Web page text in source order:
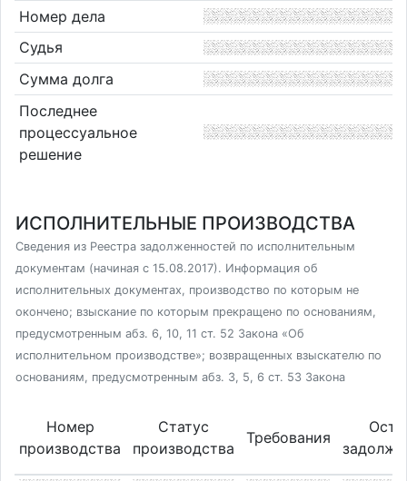
Номер дела
Судья
Сумма долга
Последнее
процессуальное
решение
ИСПОЛНИТЕЛЬНЫЕ ПРОИЗВОДСТВА
Сведения из Реестра задолженностей по исполнительным
документам (начиная с 15.08.2017). Информация об
исполнительных документах, производство по которым не
окончено; взыскание по которым прекращено по основаниям,
предусмотренным абз. 6, 10, 11 ст. 52 Закона «Об
исполнительном производстве»; возвращенных взыскателю по
основаниям, предусмотренным абз. 3, 5, 6 ст. 53 Закона
Номер
производства
Статус
производства
Требования